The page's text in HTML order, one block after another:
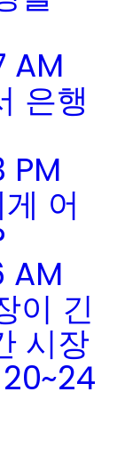
AM
은행
PM
어
AM
이 긴
시장